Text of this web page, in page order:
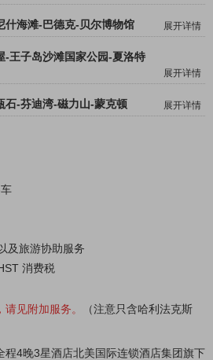
什海滩-巴德克-贝尔博物馆 展开详情
-王子岛沙滩国家公园-夏洛特
展开详情
石-芬迪湾-磁力山-蒙克顿 展开详情
及旅游协助服务
消费税
见附加服务。
（注意只含哈利法克斯
程4晚3星酒店北美国际连锁酒店集团旗下